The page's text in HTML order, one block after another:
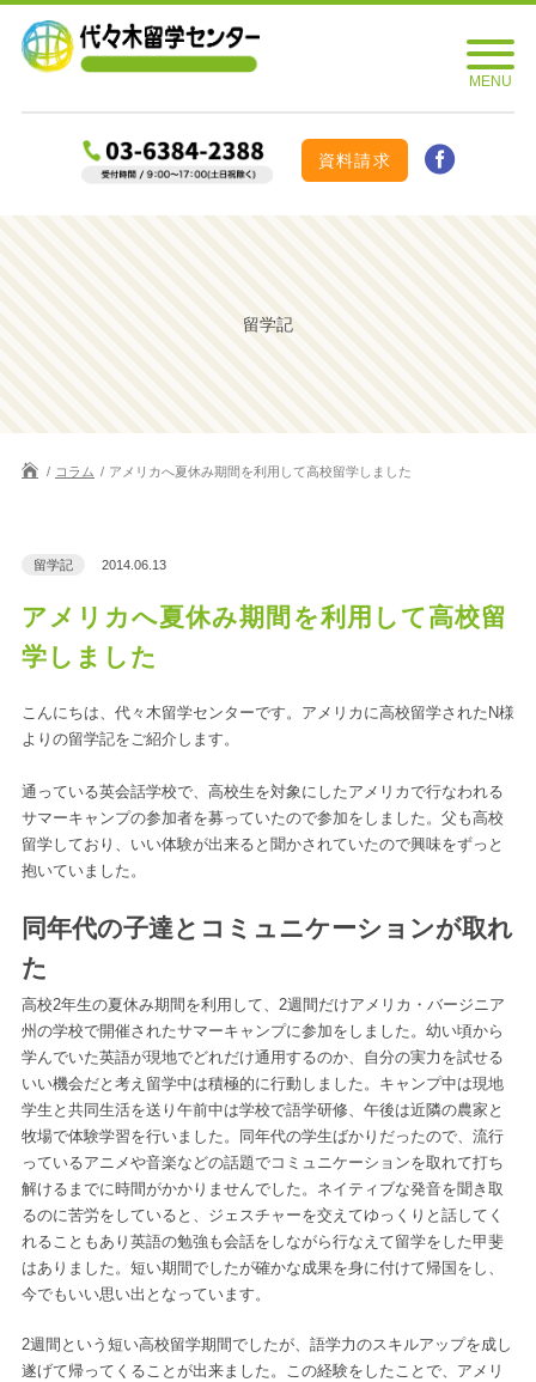
資料請求
留学記
コラム アメリカへ夏休み期間を利用して高校留学しました
留学記 2014.06.13
アメリカへ夏休み期間を利用して高校留
学しました
こんにちは、代々木留学センターです。アメリカに高校留学されたN様
よりの留学記をご紹介します。
通っている英会話学校で、高校生を対象にしたアメリカで行なわれる
サマーキャンプの参加者を募っていたので参加をしました。父も高校
留学しており、いい体験が出来ると聞かされていたので興味をずっと
抱いていました。
同年代の子達とコミュニケーションが取れ
た
高校2年生の夏休み期間を利用して、2週間だけアメリカ・バージニア
州の学校で開催されたサマーキャンプに参加をしました。幼い頃から
学んでいた英語が現地でどれだけ通用するのか、自分の実力を試せる
いい機会だと考え留学中は積極的に行動しました。キャンプ中は現地
学生と共同生活を送り午前中は学校で語学研修、午後は近隣の農家と
牧場で体験学習を行いました。同年代の学生ばかりだったので、流行
っているアニメや音楽などの話題でコミュニケーションを取れて打ち
解けるまでに時間がかかりませんでした。ネイティブな発音を聞き取
るのに苦労をしていると、ジェスチャーを交えてゆっくりと話してく
れることもあり英語の勉強も会話をしながら行なえて留学をした甲斐
はありました。短い期間でしたが確かな成果を身に付けて帰国をし、
今でもいい思い出となっています。
2週間という短い高校留学期間でしたが、語学力のスキルアップを成し
遂げて帰ってくることが出来ました。この経験をしたことで、アメリ